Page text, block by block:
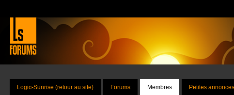
Logic-Sunrise (retour au site) Forums Membres Petites annonces